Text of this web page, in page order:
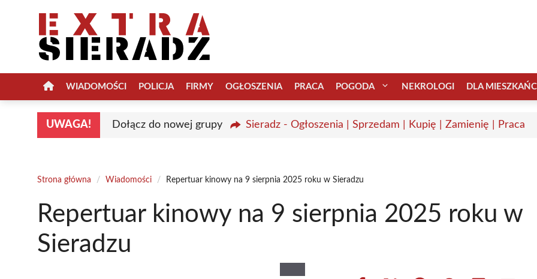
WIADOMOŚCI POLICJA FIRMY OGŁOSZENIA PRACA POGODA NEKROLOGI DLA
UWAGA! Dołącz do nowej grupy Sieradz - Ogłoszenia | Sprzedam | Kupię | Zamienię | Praca
Strona główna / Wiadomości / Repertuar kinowy na 9 sierpnia 2025 roku w Sieradzu
Repertuar kinowy na 9 sierpnia 2025 roku w
Sieradzu